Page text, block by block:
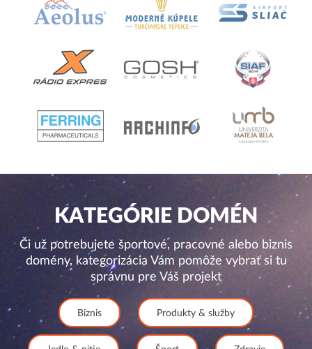
KATEGÓRIE DOMÉN
Či už potrebujete športové, pracovné alebo biznis
domény, kategorizácia Vám pomôže vybrať si tu
správnu pre Váš projekt
Biznis Produkty & služby